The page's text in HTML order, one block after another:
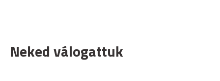
Neked válogattuk